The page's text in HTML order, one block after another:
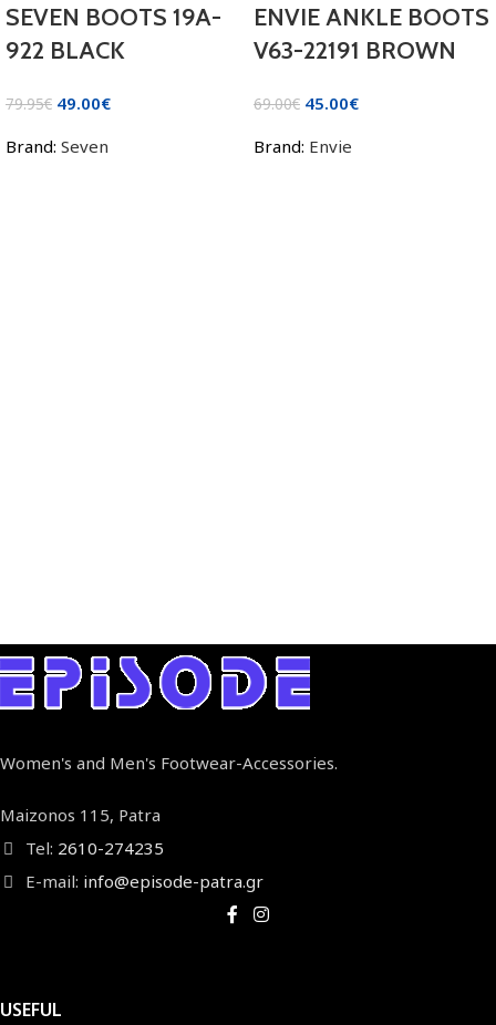
SEVEN BOOTS 19A-
922 BLACK
79.95€ 49.00€
Brand: Seven
ENVIE ANKLE BOOTS
V63-22191 BROWN
69.00€ 45.00€
Brand: Envie
Women's and Men's Footwear-Accessories.
Maizonos 115, Patra
Tel: 2610-274235
E-mail: info@episode-patra.gr
USEFUL